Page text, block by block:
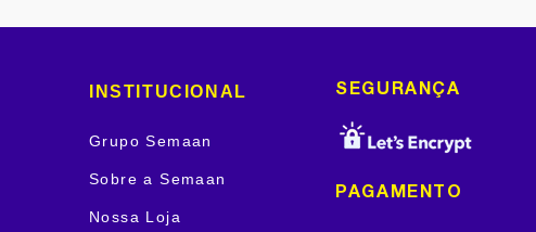
INSTITUCIONAL
Grupo Semaan
Sobre a Semaan
Nossa Loja
SEGURANÇA
PAGAMENTO